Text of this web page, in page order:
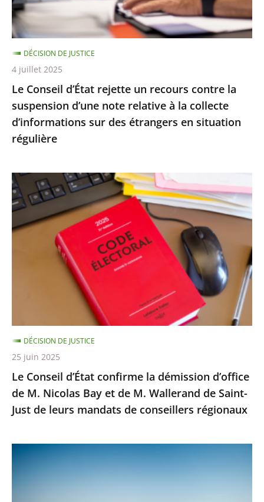
la
suspension
d’une
note
relative
à
la
collecte
d’informations
des
étrangers
en
situation
Le Conseil d’État rejette un recours contre la
suspension d’une note relative à la collecte
d’informations sur des étrangers en situation
régulière
DÉCISION DE JUSTICE
4 juillet 2025
Le
Conseil
d’État
confirme
Nicolas
Bay
et
de
M.
Wallerand
Saint-
Just
Le Conseil d’État confirme la démission d’office
de M. Nicolas Bay et de M. Wallerand de Saint-
Just de leurs mandats de conseillers régionaux
DÉCISION DE JUSTICE
25 juin 2025
Autoroute